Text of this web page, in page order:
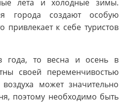
лета и холодные зимы.
города создают особую
привлекает к себе туристов
года, то весна и осень в
своей переменчивостью
может значительно
поэтому необходимо быть